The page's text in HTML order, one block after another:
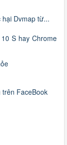
Dvmap từ...
S hay Chrome
FaceBook